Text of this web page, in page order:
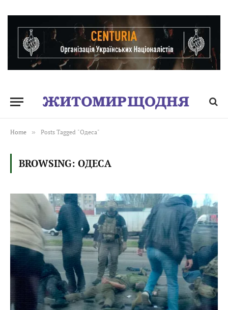
Home » Posts Tagged "Одеса"
BROWSING: ОДЕСА